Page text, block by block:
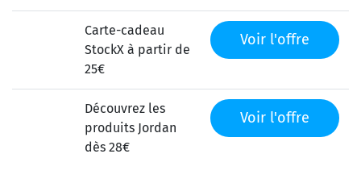
Carte-cadeau
StockX à partir de
25€
Voir l'offre
Découvrez les
produits Jordan
dès 28€
Voir l'offre